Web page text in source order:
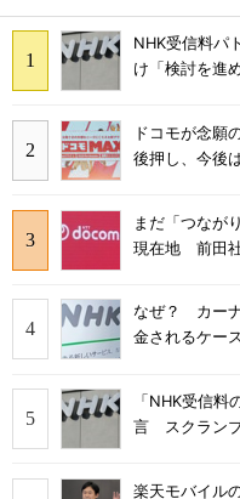
NHK受信料パ
け「検討を進
ドコモが念願
後押し、今後
まだ「つなが
現在地 前田
なぜ？ カー
金されるケー
「NHK受信
言 スクラン
楽天モバイル